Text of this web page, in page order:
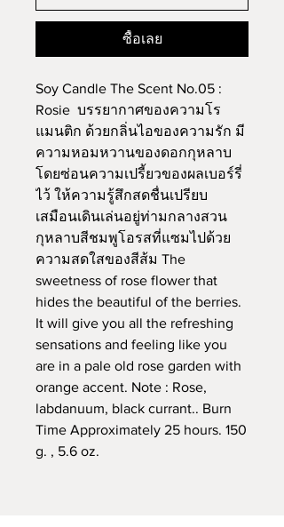
ซื้อเลย
Soy Candle The Scent No.05 :
Rosie  บรรยากาศของความโร
แมนติก ด้วยกลิ่นไอของความรัก มี
ความหอมหวานของดอกกุหลาบ
โดยซ่อนความเปรี้ยวของผลเบอร์รี่
ไว้ ให้ความรู้สึกสดชื่นเปรียบ
เสมือนเดินเล่นอยู่ท่ามกลางสวน
กุหลาบสีชมพูโอรสที่แซมไปด้วย
ความสดใสของสีส้ม The
sweetness of rose flower that
hides the beautiful of the berries.
It will give you all the refreshing
sensations and feeling like you
are in a pale old rose garden with
orange accent. Note : Rose,
labdanuum, black currant.. Burn
Time Approximately 25 hours. 150
g. , 5.6 oz.